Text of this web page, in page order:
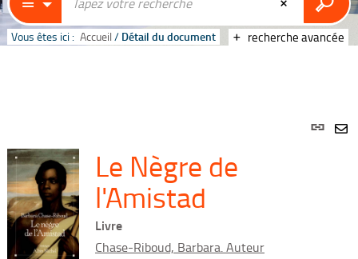
recherche avancée
Vous êtes ici : Accueil / Détail du document
Lien
Le Nègre de
l'Amistad
Livre
Chase-Riboud, Barbara. Auteur